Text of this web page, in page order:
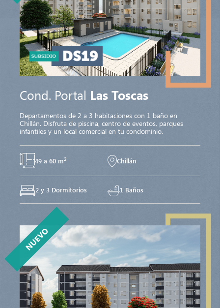
Cond. Portal Las Toscas
Departamentos de 2 a 3 habitaciones con 1 baño en
Chillán. Disfruta de piscina, centro de eventos, parques
infantiles y un local comercial en tu condominio.
49 a 60 m2 Chillán
2 y 3 Dormitorios 1 Baños
NUEVO